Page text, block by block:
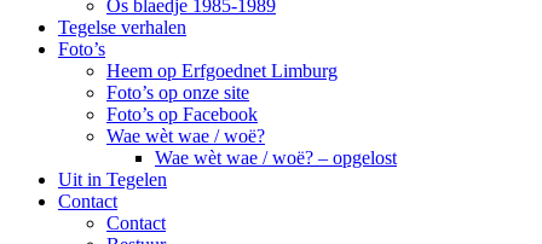
Ôs blaedje 1985-1989
Tegelse verhalen
Foto’s
Heem op Erfgoednet Limburg
Foto’s op onze site
Foto’s op Facebook
Wae wèt wae / woë?
Wae wèt wae / woë? – opgelost
Uit in Tegelen
Contact
Contact